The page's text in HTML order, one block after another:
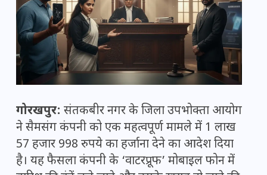
गोरखपुर: संतकबीर नगर के जिला उपभोक्ता आयोग
ने सैमसंग कंपनी को एक महत्वपूर्ण मामले में 1 लाख
57 हजार 998 रुपये का हर्जाना देने का आदेश दिया
है। यह फैसला कंपनी के ‘वाटरप्रूफ’ मोबाइल फोन में